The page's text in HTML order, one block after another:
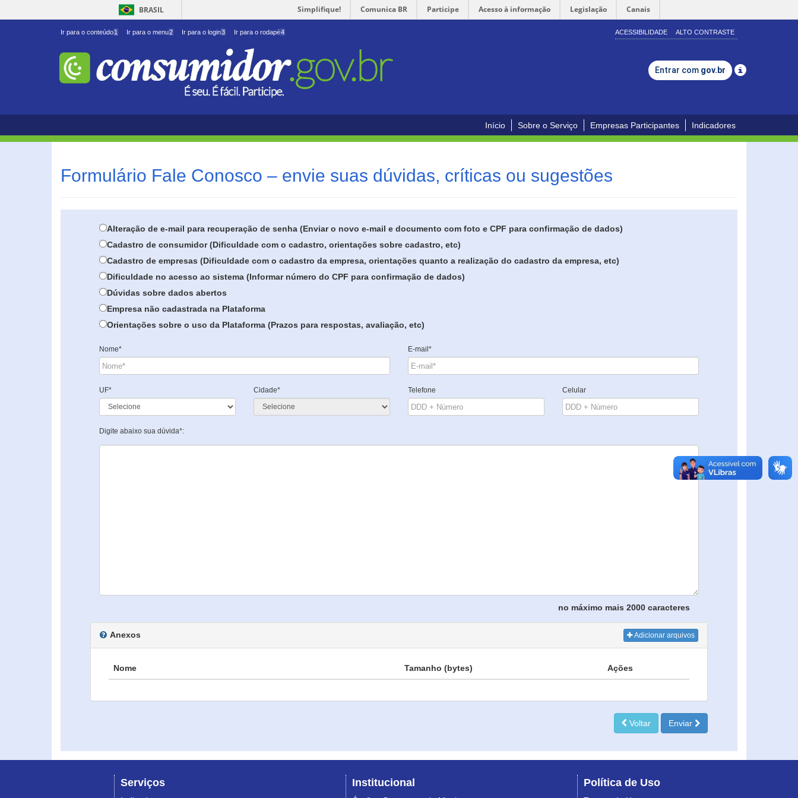
BRASIL Simplifique! Comunica BR Participe Acesso à informação Legislação Canais
Ir para o conteúdo1 Ir para o menu2 Ir para o login3 Ir para o rodapé4 ACESSIBILIDADE ALTO CONTRASTE
Entrar com gov.br
Início Sobre o Serviço Empresas Participantes Indicadores
Formulário Fale Conosco – envie suas dúvidas, críticas ou sugestões
Alteração de e-mail para recuperação de senha (Enviar o novo e-mail e documento com foto e CPF para confirmação de dados)
Cadastro de consumidor (Dificuldade com o cadastro, orientações sobre cadastro, etc)
Cadastro de empresas (Dificuldade com o cadastro da empresa, orientações quanto a realização do cadastro da empresa, etc)
Dificuldade no acesso ao sistema (Informar número do CPF para confirmação de dados)
Dúvidas sobre dados abertos
Empresa não cadastrada na Plataforma
Orientações sobre o uso da Plataforma (Prazos para respostas, avaliação, etc)
Nome* E-mail*
UF* Cidade* Telefone Celular
Digite abaixo sua dúvida*:
no máximo mais 2000 caracteres
Anexos Adicionar arquivos
Nome Tamanho (bytes) Ações
Voltar Enviar
Serviços Institucional Política de Uso